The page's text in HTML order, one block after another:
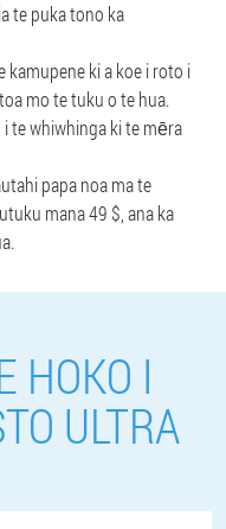
te puka tono ka
kamupene ki a koe i roto i
mo te tuku o te hua.
te whiwhinga ki te mēra
papa noa ma te
mana 49 $, ana ka
HOKO I
ULTRA